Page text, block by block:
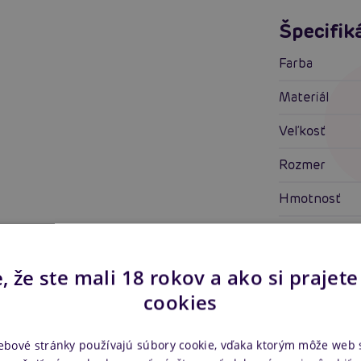
Farba
Materiál
Veľkosť
Rozmer
Hmotnosť
Vlastnosti
že ste mali 18 rokov a ako si
cookies
stránky používajú súbory cookie, vďaka ktorým môže web